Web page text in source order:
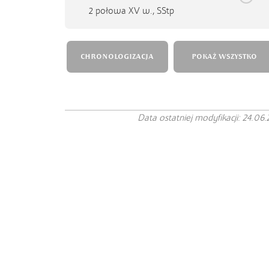
2 połowa XV w., SStp
CHRONOLOGIZACJA POKAŻ WSZYSTKO
Data ostatniej modyfikacji: